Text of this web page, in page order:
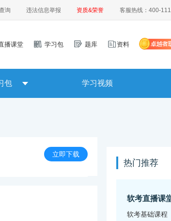
询 违法信息举报 资质&荣誉 客服热线：400-
播课堂 学习包 题库 资料
包 学习视频
立即下载
热门推荐
软考直播课
软考基础课程